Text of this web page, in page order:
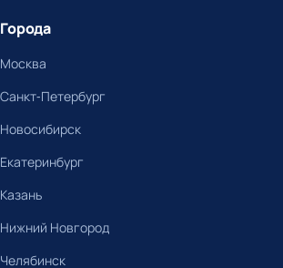
Города
Москва
Санкт-Петербург
Новосибирск
Екатеринбург
Казань
Нижний Новгород
Челябинск